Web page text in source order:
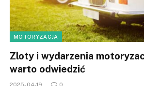
MOTORYZACJA
Zloty i wydarzenia
warto odwiedzić
2025-04-19 0